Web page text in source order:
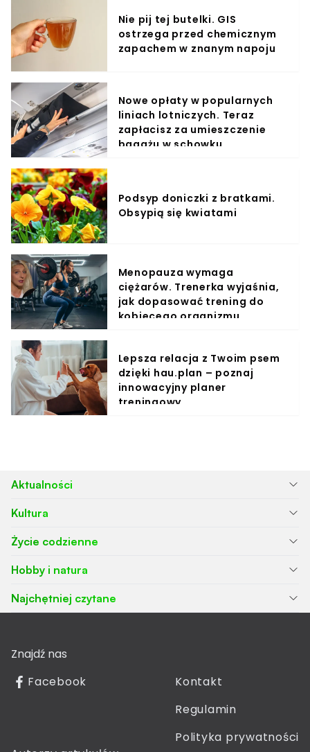
Nie pij tej butelki. GIS
ostrzega przed chemicznym
zapachem w znanym napoju
Nowe opłaty w popularnych
liniach lotniczych. Teraz
zapłacisz za umieszczenie
bagażu w schowku
Podsyp doniczki z bratkami.
Obsypią się kwiatami
Menopauza wymaga
ciężarów. Trenerka wyjaśnia,
jak dopasować trening do
kobiecego organizmu
Lepsza relacja z Twoim psem
dzięki hau.plan – poznaj
innowacyjny planer
treningowy
Aktualności
Kultura
Życie codzienne
Hobby i natura
Najchętniej czytane
Znajdź nas
Facebook
Kontakt
Regulamin
Polityka prywatności